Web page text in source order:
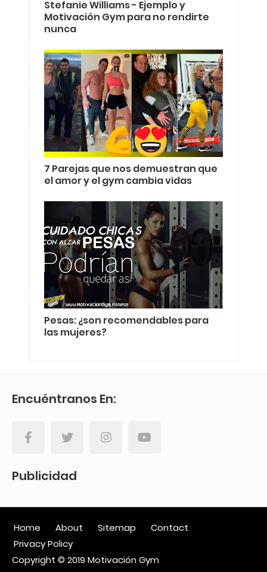
Stefanie Williams - Ejemplo y
Motivación Gym para no rendirte
nunca
7 Parejas que nos demuestran que
el amor y el gym cambia vidas
Pesas: ¿son recomendables para
las mujeres?
Encuéntranos En:
Publicidad
Home About Sitemap
Contact
Privacy Policy
Copyright © 2019 Motivación Gym